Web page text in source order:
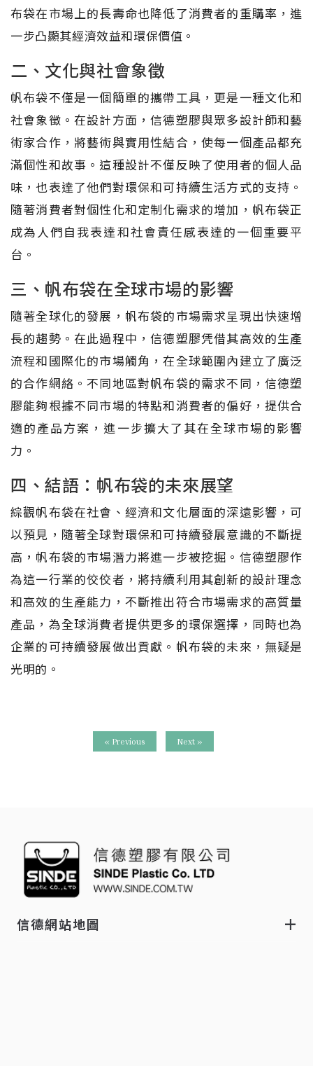
布袋在市場上的長壽命也降低了消費者的重購率，進
一步凸顯其經濟效益和環保價值。
二、文化與社會象徵
帆布袋不僅是一個簡單的攜帶工具，更是一種文化和
社會象徵。在設計方面，信德塑膠與眾多設計師和藝
術家合作，將藝術與實用性結合，使每一個產品都充
滿個性和故事。這種設計不僅反映了使用者的個人品
味，也表達了他們對環保和可持續生活方式的支持。
隨著消費者對個性化和定制化需求的增加，帆布袋正
成為人們自我表達和社會責任感表達的一個重要平
台。
三、帆布袋在全球市場的影響
隨著全球化的發展，帆布袋的市場需求呈現出快速增
長的趨勢。在此過程中，信德塑膠凭借其高效的生產
流程和國際化的市場觸角，在全球範圍內建立了廣泛
的合作網絡。不同地區對帆布袋的需求不同，信德塑
膠能夠根據不同市場的特點和消費者的偏好，提供合
適的產品方案，進一步擴大了其在全球市場的影響
力。
四、結語：帆布袋的未來展望
綜觀帆布袋在社會、經濟和文化層面的深遠影響，可
以預見，隨著全球對環保和可持續發展意識的不斷提
高，帆布袋的市場潛力將進一步被挖掘。信德塑膠作
為這一行業的佼佼者，將持續利用其創新的設計理念
和高效的生產能力，不斷推出符合市場需求的高質量
產品，為全球消費者提供更多的環保選擇，同時也為
企業的可持續發展做出貢獻。帆布袋的未來，無疑是
光明的。
« Previous Next »
信德網站地圖